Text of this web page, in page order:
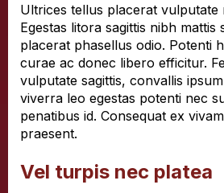
Ultrices tellus placerat vulputate
Egestas litora sagittis nibh mattis
placerat phasellus odio. Potenti
curae ac donec libero efficitur.
vulputate sagittis, convallis
viverra leo egestas potenti nec
penatibus id. Consequat ex
praesent.
Vel turpis nec platea